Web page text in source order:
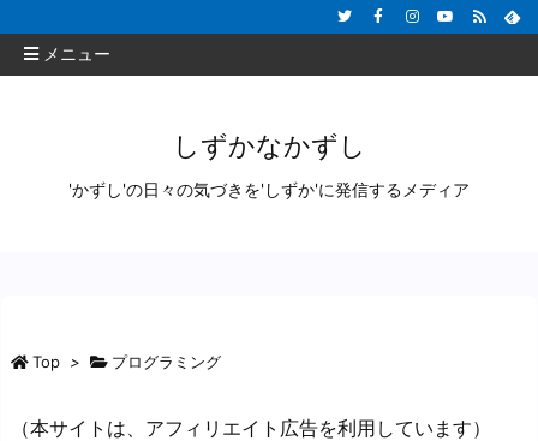
メニュー
しずかなかずし
'かずし'の日々の気づきを'しずか'に発信するメディア
Top > プログラミング
（本サイトは、アフィリエイト広告を利用しています）